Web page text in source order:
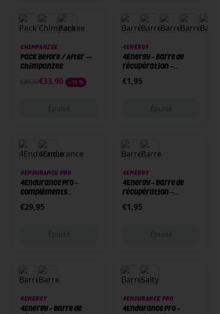
PACK
Épuisé
CHIMPANZEE
Pack Before / After —
Chimpanzee
€39,90€33,90 −15 %
Épuisé
Épuisé
4ENERGY
4Energy - Barre de
récupération –
€1,95
Épuisé
Épuisé
4ENDURANCE PRO
4Endurance Pro -
Compléments
capsules - Magnésium
€29,95
Épuisé
Épuisé
4ENERGY
4Energy - Barre de
récupération –
Chocolat / Caramel
€1,95
Épuisé
Épuisé
4ENERGY
4Energy - Barre de
Épuisé
4ENDURANCE PRO
4Endurance Pro -